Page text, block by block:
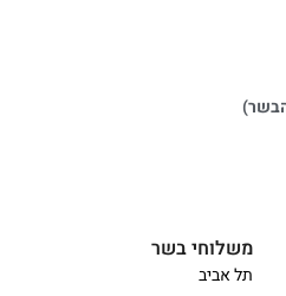
משלוחי בשר
תל אביב